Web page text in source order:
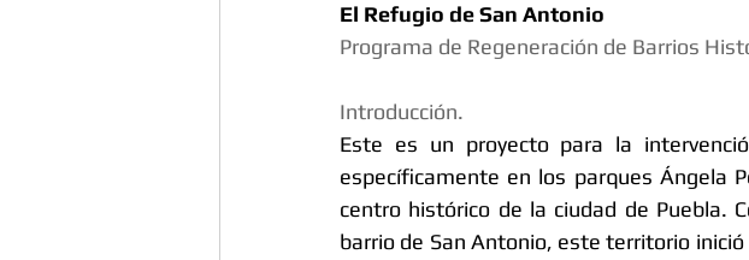
El Refugio de San Antonio
Programa de Regeneración de Barrios
Introducción.
Este es un proyecto para la
específicamente en los parques Ángela
centro histórico de la ciudad de Puebla.
barrio de San Antonio, este territorio